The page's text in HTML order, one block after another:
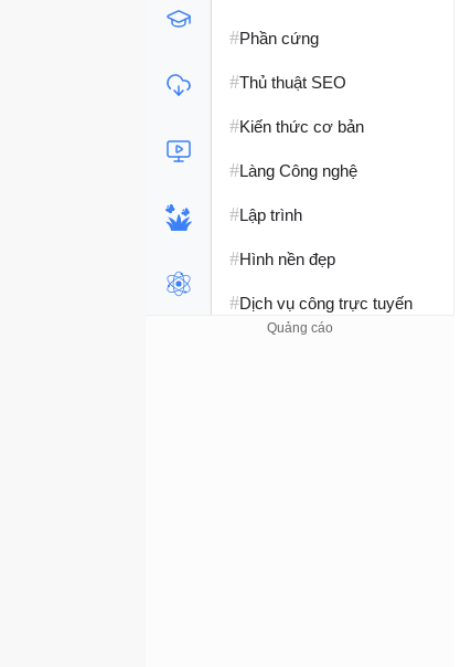
#Phần cứng
#Thủ thuật SEO
#Kiến thức cơ bản
#Làng Công nghệ
#Lập trình
#Hình nền đẹp
#Dịch vụ công trực tuyến